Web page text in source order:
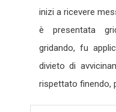
inizi a ricevere
è presentata
gridando, fu
divieto di
rispettato finendo,